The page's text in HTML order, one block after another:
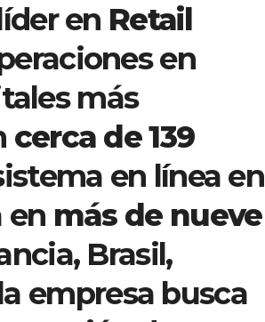
en Retail
en
más
cerca de 139
en línea en
en más de nueve
Brasil,
empresa busca